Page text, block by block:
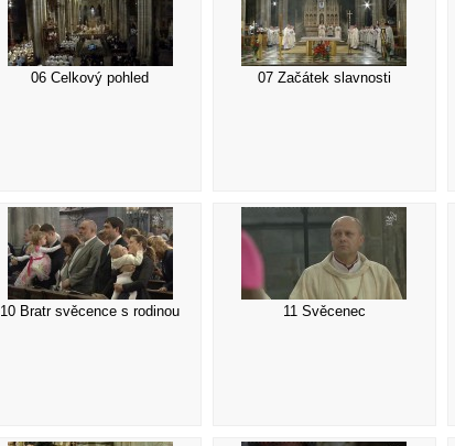
06 Celkový pohled 07 Začátek slavnosti
10 Bratr svěcence s rodinou 11 Svěcenec